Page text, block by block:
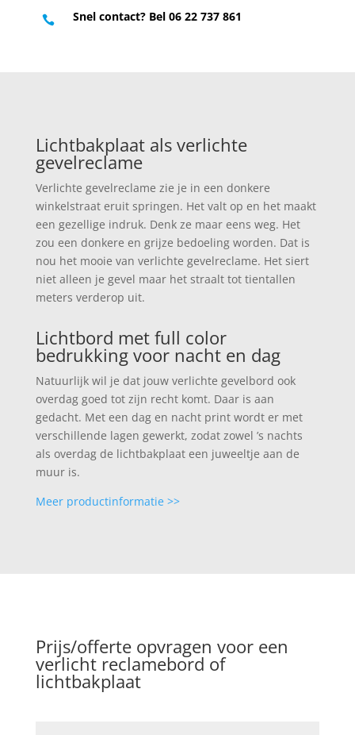
 Snel contact? Bel 06 22 737 861
Lichtbakplaat als verlichte
gevelreclame
Verlichte gevelreclame zie je in een donkere
winkelstraat eruit springen. Het valt op en het maakt
een gezellige indruk. Denk ze maar eens weg. Het
zou een donkere en grijze bedoeling worden. Dat is
nou het mooie van verlichte gevelreclame. Het siert
niet alleen je gevel maar het straalt tot tientallen
meters verderop uit.
Lichtbord met full color
bedrukking voor nacht en dag
Natuurlijk wil je dat jouw verlichte gevelbord ook
overdag goed tot zijn recht komt. Daar is aan
gedacht. Met een dag en nacht print wordt er met
verschillende lagen gewerkt, zodat zowel ’s nachts
als overdag de lichtbakplaat een juweeltje aan de
muur is.
Meer productinformatie >>
Prijs/offerte opvragen voor een
verlicht reclamebord of
lichtbakplaat